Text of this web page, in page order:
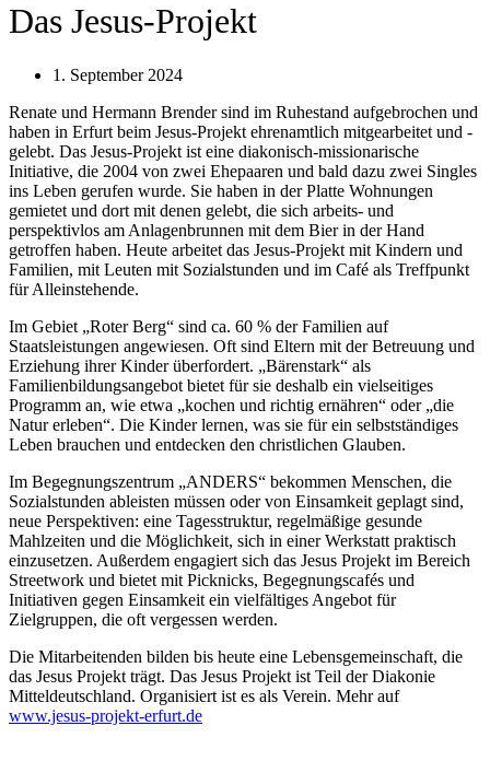
Das Jesus-Projekt
1. September 2024
Renate und Hermann Brender sind im Ruhestand aufgebrochen und
haben in Erfurt beim Jesus-Projekt ehrenamtlich mitgearbeitet und -
gelebt. Das Jesus-Projekt ist eine diakonisch-missionarische
Initiative, die 2004 von zwei Ehepaaren und bald dazu zwei Singles
ins Leben gerufen wurde. Sie haben in der Platte Wohnungen
gemietet und dort mit denen gelebt, die sich arbeits- und
perspektivlos am Anlagenbrunnen mit dem Bier in der Hand
getroffen haben. Heute arbeitet das Jesus-Projekt mit Kindern und
Familien, mit Leuten mit Sozialstunden und im Café als Treffpunkt
für Alleinstehende.
Im Gebiet „Roter Berg“ sind ca. 60 % der Familien auf
Staatsleistungen angewiesen. Oft sind Eltern mit der Betreuung und
Erziehung ihrer Kinder überfordert. „Bärenstark“ als
Familienbildungsangebot bietet für sie deshalb ein vielseitiges
Programm an, wie etwa „kochen und richtig ernähren“ oder „die
Natur erleben“. Die Kinder lernen, was sie für ein selbstständiges
Leben brauchen und entdecken den christlichen Glauben.
Im Begegnungszentrum „ANDERS“ bekommen Menschen, die
Sozialstunden ableisten müssen oder von Einsamkeit geplagt sind,
neue Perspektiven: eine Tagesstruktur, regelmäßige gesunde
Mahlzeiten und die Möglichkeit, sich in einer Werkstatt praktisch
einzusetzen. Außerdem engagiert sich das Jesus Projekt im Bereich
Streetwork und bietet mit Picknicks, Begegnungscafés und
Initiativen gegen Einsamkeit ein vielfältiges Angebot für
Zielgruppen, die oft vergessen werden.
Die Mitarbeitenden bilden bis heute eine Lebensgemeinschaft, die
das Jesus Projekt trägt. Das Jesus Projekt ist Teil der Diakonie
Mitteldeutschland. Organisiert ist es als Verein. Mehr auf
www.jesus-projekt-erfurt.de